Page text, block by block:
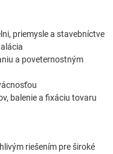
priemysle a stavebníctve
a poveternostným
balenie a fixáciu tovaru
riešením pre široké